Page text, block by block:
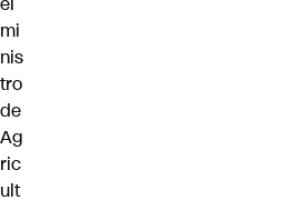
mi
nis
tro
de
Ag
ric
ult